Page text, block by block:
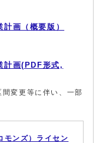
画（概要版）
計画(PDF形式,
変更等に伴い、一部
モンズ）ライセン